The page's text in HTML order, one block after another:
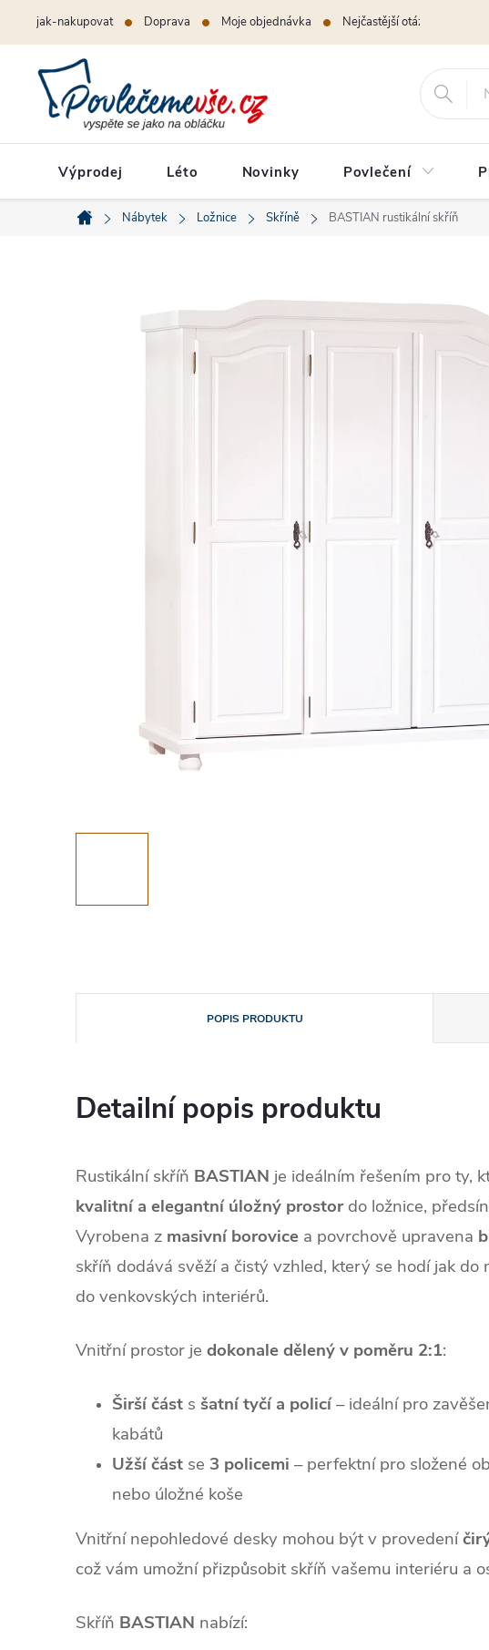
jak-nakupovat Doprava Moje objednávka Nejčastější otázky
Výprodej Léto Novinky Povlečení
Domů
Nábytek Ložnice Skříně BASTIAN rustikální skříň
POPIS PRODUKTU
Detailní popis produktu
Rustikální skříň BASTIAN je ideálním řešením pro ty,
kvalitní a elegantní úložný prostordo ložnice,
Vyrobena z masivní borovice a povrchově upravena
skříň dodává svěží a čistý vzhled, který se hodí jak do
do venkovských interiérů.
Vnitřní prostor je dokonale dělený v poměru 2:1:
Širší část s šatní tyčí a policí– ideální pro
kabátů
Užší část se 3 policemi – perfektní pro složené
nebo úložné koše
Vnitřní nepohledové desky mohou být v provedení
což vám umožní přizpůsobit skříň vašemu interiéru a
Skříň BASTIAN nabízí: